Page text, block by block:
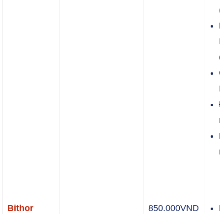
Bithor
850.000VND